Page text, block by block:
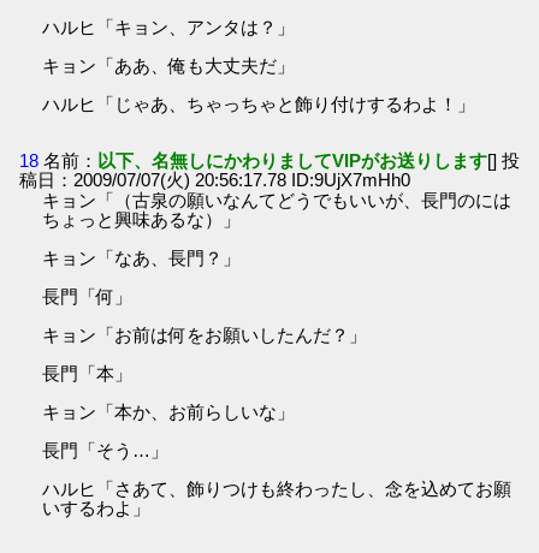
ハルヒ「キョン、アンタは？」
キョン「ああ、俺も大丈夫だ」
ハルヒ「じゃあ、ちゃっちゃと飾り付けするわよ！」
18 名前： 以下、名無しにかわりましてVIPがお送りします[] 投
稿日：2009/07/07(火) 20:56:17.78 ID:9UjX7mHh0
キョン「（古泉の願いなんてどうでもいいが、長門のには
ちょっと興味あるな）」
キョン「なあ、長門？」
長門「何」
キョン「お前は何をお願いしたんだ？」
長門「本」
キョン「本か、お前らしいな」
長門「そう…」
ハルヒ「さあて、飾りつけも終わったし、念を込めてお願
いするわよ」